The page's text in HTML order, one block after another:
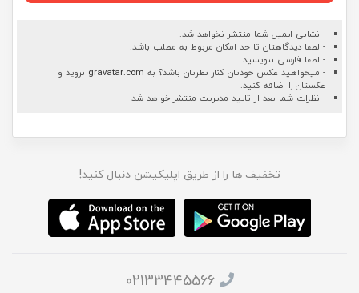
- نشانی ایمیل شما منتشر نخواهد شد.
- لطفا دیدگاهتان تا حد امکان مربوط به مطلب باشد.
- لطفا فارسی بنویسید.
- میخواهید عکس خودتان کنار نظرتان باشد؟ به gravatar.com بروید و
عکستان را اضافه کنید.
- نظرات شما بعد از تایید مدیریت منتشر خواهد شد
تخفیف ها را از طریق اپلیکیشن دنبال کنید!
02133445566